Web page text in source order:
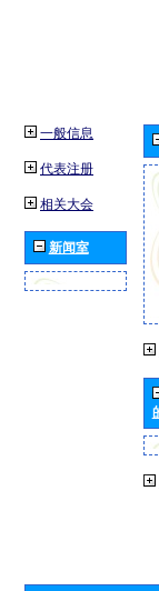
一般信息
代表注册
相关大会
新闻室